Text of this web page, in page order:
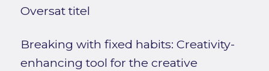
Oversat titel
Breaking with fixed habits: Creativity-
enhancing tool for the creative